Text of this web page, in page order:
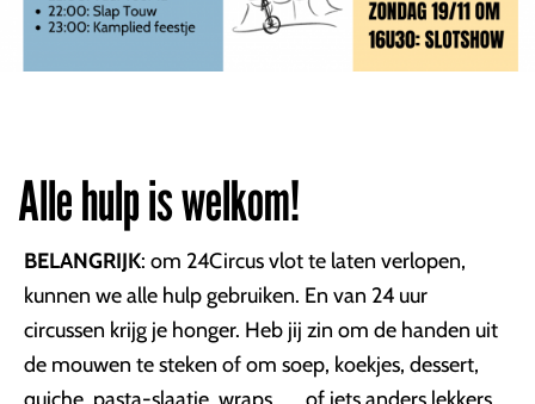
Alle hulp is welkom!
BELANGRIJK: om 24Circus vlot te laten verlopen,
kunnen we alle hulp gebruiken. En van 24 uur
circussen krijg je honger. Heb jij zin om de handen uit
de mouwen te steken of om soep, koekjes, dessert,
quiche, pasta-slaatje, wraps, ... of iets anders lekkers